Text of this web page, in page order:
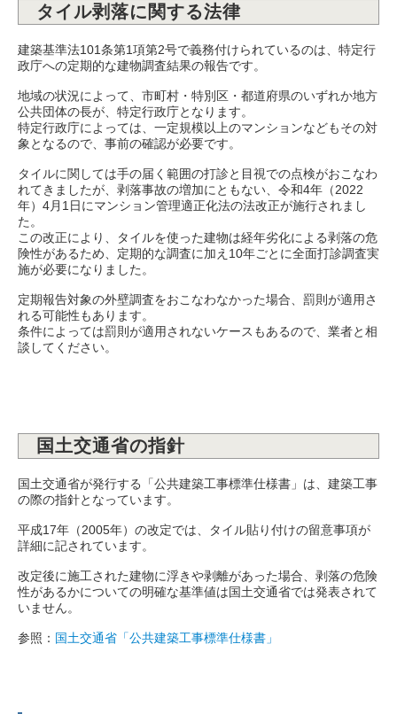
タイル剥落に関する法律
建築基準法101条第1項第2号で義務付けられているのは、特定行
政庁への定期的な建物調査結果の報告です。
地域の状況によって、市町村・特別区・都道府県のいずれか地方
公共団体の長が、特定行政庁となります。
特定行政庁によっては、一定規模以上のマンションなどもその対
象となるので、事前の確認が必要です。
タイルに関しては手の届く範囲の打診と目視での点検がおこなわ
れてきましたが、剥落事故の増加にともない、令和4年（2022
年）4月1日にマンション管理適正化法の法改正が施行されまし
た。
この改正により、タイルを使った建物は経年劣化による剥落の危
険性があるため、定期的な調査に加え10年ごとに全面打診調査実
施が必要になりました。
定期報告対象の外壁調査をおこなわなかった場合、罰則が適用さ
れる可能性もあります。
条件によっては罰則が適用されないケースもあるので、業者と相
談してください。
国土交通省の指針
国土交通省が発行する「公共建築工事標準仕様書」は、建築工事
の際の指針となっています。
平成17年（2005年）の改定では、タイル貼り付けの留意事項が
詳細に記されています。
改定後に施工された建物に浮きや剥離があった場合、剥落の危険
性があるかについての明確な基準値は国土交通省では発表されて
いません。
参照： 国土交通省「公共建築工事標準仕様書」